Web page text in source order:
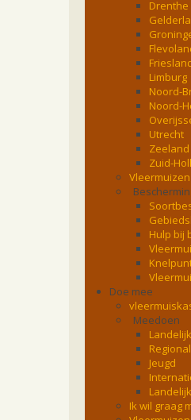
Drenthe
Limburg
Noord-
Noord-
Utrecht
Zeeland
Zuid-
Hulp bij
Doe mee
Meedoen
Jeugd
Ik wil graag